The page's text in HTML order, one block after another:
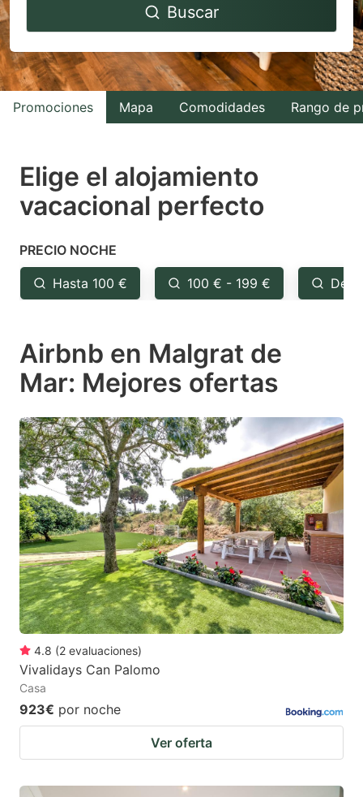
to
interact
with
the
select
a
Press
the
question
key
to
the
keyboard
shortcuts
for
changing
dates.
to
interact
with
the
select
a
the
question
key
to
the
keyboard
shortcuts
for
changing
dates.
Buscar
Promociones Mapa Comodidades Rango de
Elige el alojamiento
vacacional perfecto
PRECIO NOCHE
Hasta 100 € 100 € - 199 €
Airbnb en Malgrat de
Mar: Mejores ofertas
4.8 (2 evaluaciones)
Vivalidays Can Palomo
Casa
923€ por noche
Ver oferta